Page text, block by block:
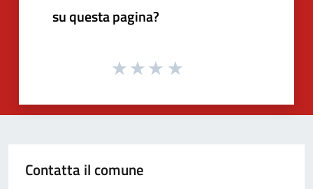
su questa pagina?
Contatta il comune